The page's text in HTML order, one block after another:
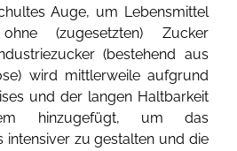
Auge, um Lebensmittel
(zugesetzten) Zucker
(bestehend aus
wird mittlerweile aufgrund
und der langen Haltbarkeit
hinzugefügt, um das
intensiver zu gestalten und die